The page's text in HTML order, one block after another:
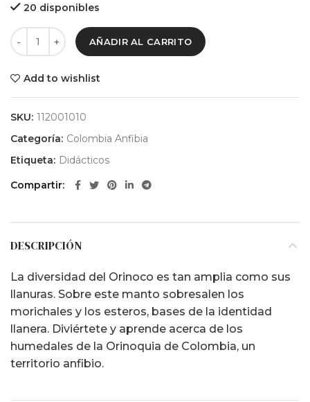
20 disponibles
AÑADIR AL CARRITO
Add to wishlist
SKU: 112001010
Categoría: Colombia Anfibia
Etiqueta: Didácticos
Compartir
DESCRIPCIÓN
La diversidad del Orinoco es tan amplia como sus
llanuras. Sobre este manto sobresalen los
morichales y los esteros, bases de la identidad
llanera. Diviértete y aprende acerca de los
humedales de la Orinoquia de Colombia, un
territorio anfibio.